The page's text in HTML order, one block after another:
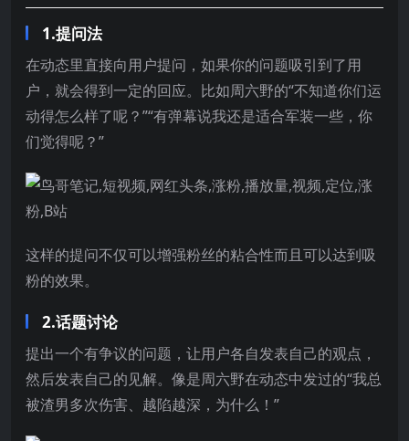
1.提问法
在动态里直接向用户提问，如果你的问题吸引到了用
户，就会得到一定的回应。比如周六野的“不知道你们运
动得怎么样了呢？”“有弹幕说我还是适合军装一些，你
们觉得呢？”
这样的提问不仅可以增强粉丝的粘合性而且可以达到吸
粉的效果。
2.话题讨论
提出一个有争议的问题，让用户各自发表自己的观点，
然后发表自己的见解。像是周六野在动态中发过的“我总
被渣男多次伤害、越陷越深，为什么！”